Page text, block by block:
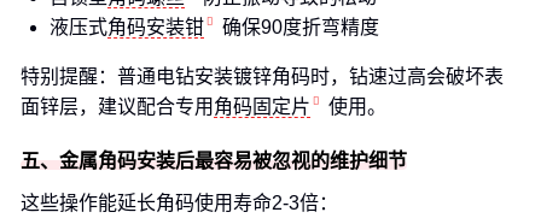
液压式角码安装钳 确保90度折弯精度
特别提醒：普通电钻安装镀锌角码时，钻速过高会破坏表
面锌层，建议配合专用 角码固定片 使用。
五、金属角码安装后最容易被忽视的维护细节
这些操作能延长角码使用寿命2-3倍：